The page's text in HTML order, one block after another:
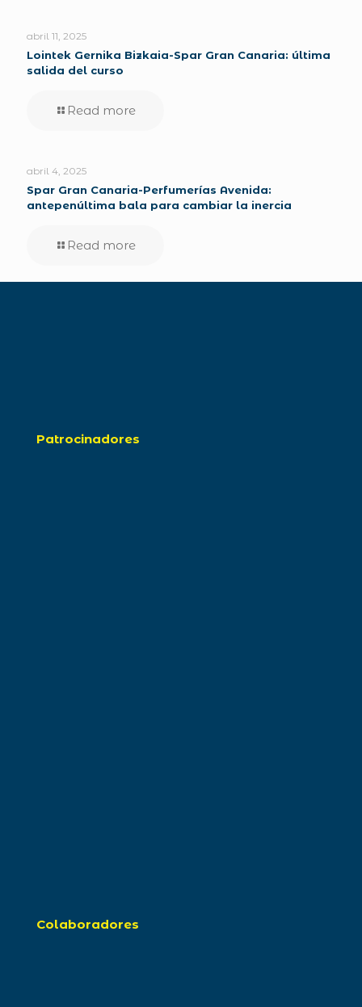
abril 11, 2025
Lointek Gernika Bizkaia-Spar Gran Canaria: última
salida del curso
Read more
abril 4, 2025
Spar Gran Canaria-Perfumerías Avenida:
antepenúltima bala para cambiar la inercia
Read more
Patrocinadores
Colaboradores